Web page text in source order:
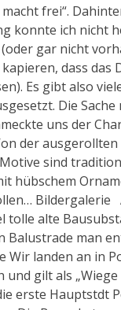
frei“.
konnte ich nicht
gar nicht
dass
Es gibt also
Die
uns der
der
sind
hübschem
Bildergalerie
alte
Balustrade man
landen an in
gilt als
erste Hauptstdt